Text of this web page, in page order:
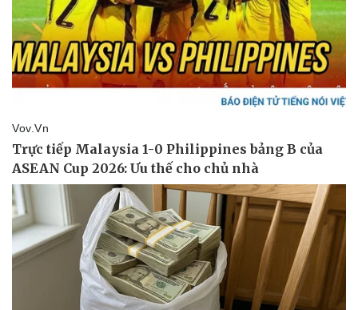
Pháp luật
Tin nóng
Tư vấn luật
Quân sự - Quốc phòng
Việt Nam
Phân tích